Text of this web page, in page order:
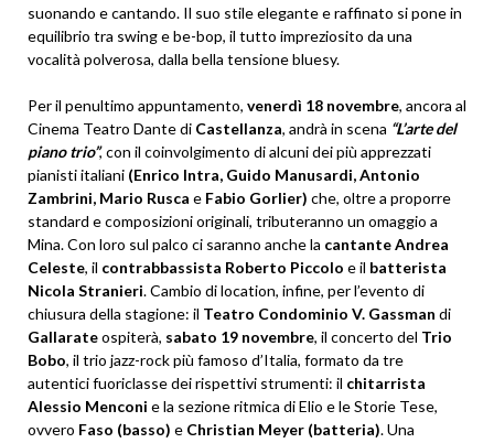
suonando e cantando. Il suo stile elegante e raffinato si pone in
equilibrio tra swing e be-bop, il tutto impreziosito da una
vocalità polverosa, dalla bella tensione bluesy.
Per il penultimo appuntamento, venerdì 18 novembre, ancora al
Cinema Teatro Dante di Castellanza, andrà in scena “L’arte del
piano trio”, con il coinvolgimento di alcuni dei più apprezzati
pianisti italiani (Enrico Intra, Guido Manusardi, Antonio
Zambrini, Mario Rusca e Fabio Gorlier) che, oltre a proporre
standard e composizioni originali, tributeranno un omaggio a
Mina. Con loro sul palco ci saranno anche la cantante Andrea
Celeste, il contrabbassista Roberto Piccolo e il batterista
Nicola Stranieri. Cambio di location, infine, per l’evento di
chiusura della stagione: il Teatro Condominio V. Gassman di
Gallarateospiterà, sabato 19 novembre, il concerto del Trio
Bobo, il trio jazz-rock più famoso d’Italia, formato da tre
autentici fuoriclasse dei rispettivi strumenti: il chitarrista
Alessio Menconi e la sezione ritmica di Elio e le Storie Tese,
ovvero Faso (basso) e Christian Meyer (batteria). Una